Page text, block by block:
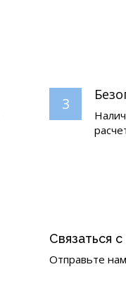
3
Связаться
Отправьте